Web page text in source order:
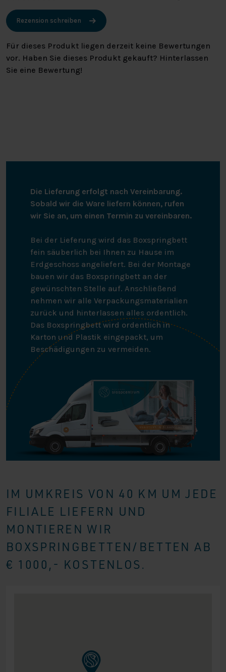
Rezension schreiben
Für dieses Produkt liegen derzeit keine Bewertungen
vor. Haben Sie dieses Produkt gekauft? Hinterlassen
Sie eine Bewertung!
Die Lieferung erfolgt nach Vereinbarung.
Sobald wir die Ware liefern können, rufen
wir Sie an, um einen Termin zu vereinbaren.
Bei der Lieferung wird das Boxspringbett
fein säuberlich bei Ihnen zu Hause im
Erdgeschoss angeliefert. Bei der Montage
bauen wir das Boxspringbett an der
gewünschten Stelle auf. Anschließend
nehmen wir alle Verpackungsmaterialien
zurück und hinterlassen alles ordentlich.
Das Boxspringbett wird ordentlich in
Karton und Plastik eingepackt, um
Beschädigungen zu vermeiden.
IM UMKREIS VON 40 KM UM JEDE
FILIALE LIEFERN UND
MONTIEREN WIR
BOXSPRINGBETTEN/BETTEN AB
€ 1000,- KOSTENLOS.